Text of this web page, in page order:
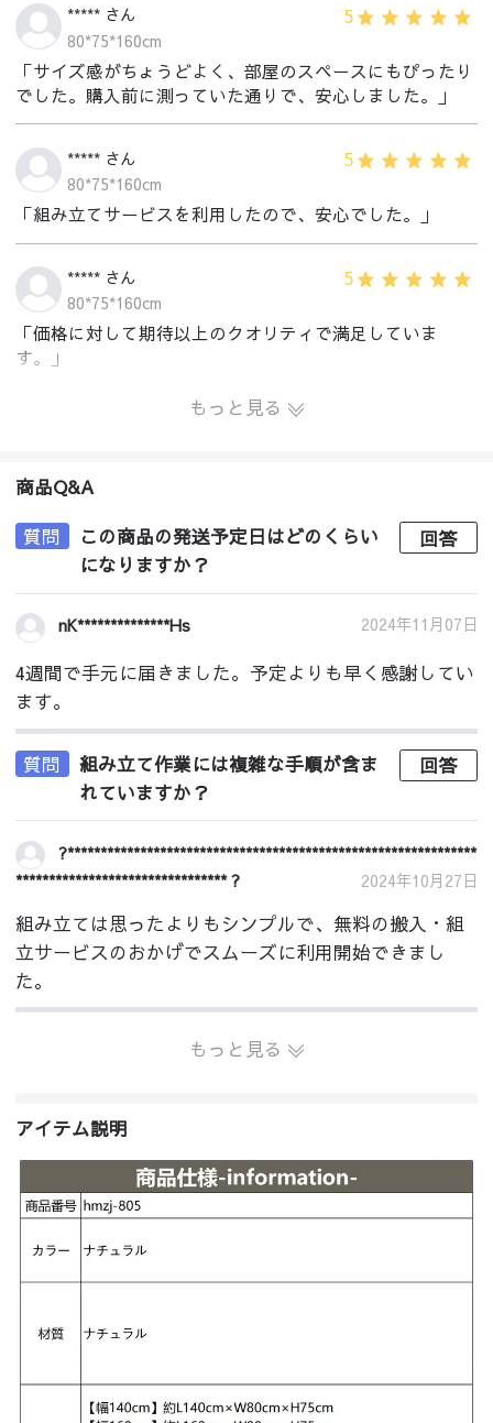
***** さん 5
80*75*160cm
「サイズ感がちょうどよく、部屋のスペースにもぴったり
でした。購入前に測っていた通りで、安心しました。」
***** さん 5
80*75*160cm
「組み立てサービスを利用したので、安心でした。」
***** さん 5
80*75*160cm
「価格に対して期待以上のクオリティで満足していま
す。」
もっと見る
商品Q&A
質問
この商品の発送予定日はどのくらい
になりますか？
回答
nK**************Hs 2024年11月07日
4週間で手元に届きました。予定よりも早く感謝してい
ます。
質問
組み立て作業には複雑な手順が含ま
れていますか？
回答
?**************************************************************
******************************** ?
2024年10月27日
組み立ては思ったよりもシンプルで、無料の搬入・組
立サービスのおかげでスムーズに利用開始できまし
た。
もっと見る
アイテム説明